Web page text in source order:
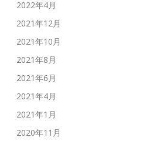
2022年4月
2021年12月
2021年10月
2021年8月
2021年6月
2021年4月
2021年1月
2020年11月